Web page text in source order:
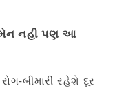
નહી પણ આ